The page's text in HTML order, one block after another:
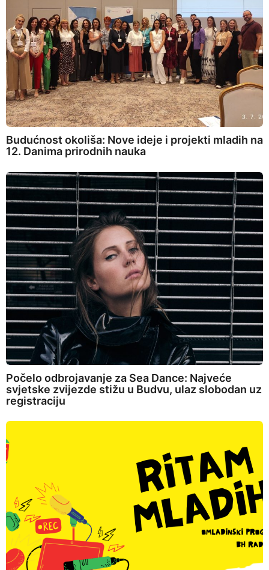
Budućnost okoliša: Nove ideje i projekti mladih na
12. Danima prirodnih nauka
Počelo odbrojavanje za Sea Dance: Najveće
svjetske zvijezde stižu u Budvu, ulaz slobodan uz
registraciju